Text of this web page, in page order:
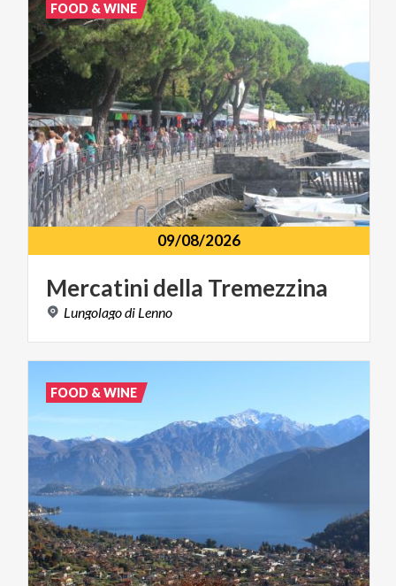
09/08/2026
Mercatini della Tremezzina
Lungolagodi Lenno
FOOD & WINE
FOOD & WINE